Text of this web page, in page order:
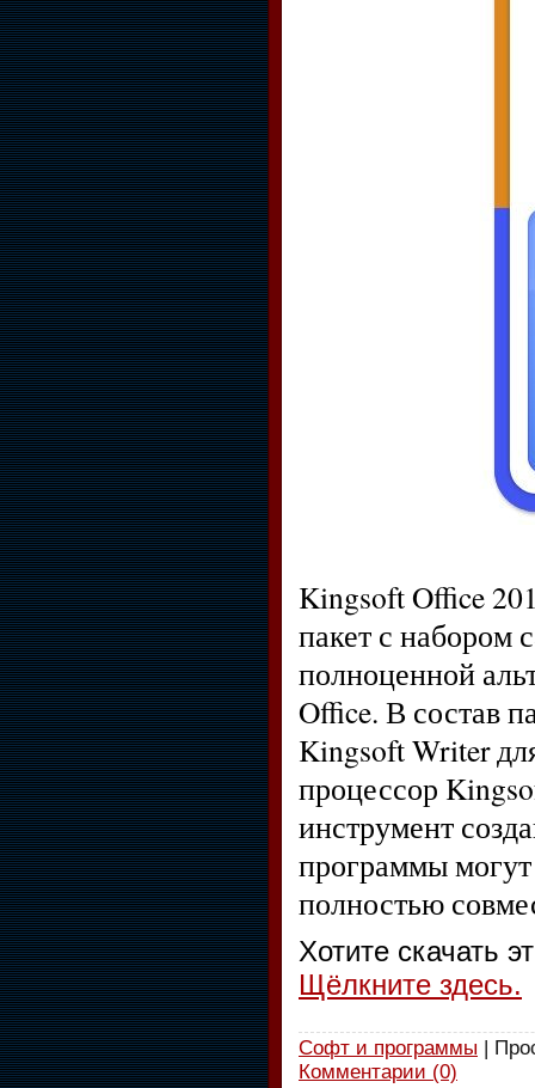
Kingsoft Office
пакет с набором
полноценной
Office. В состав
Kingsoft Writer
процессор
инструмент
программы
полностью
Хотите скачать
Щёлкните здесь.
Софт и программы |
Комментарии (0)